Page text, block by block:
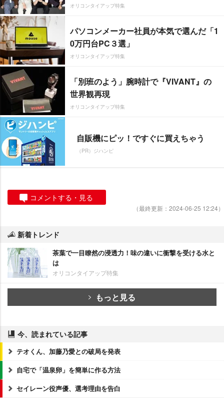
オリコンタイアップ特集
パソコンメーカー社員が本気で選んだ「1
0万円台PC３選」
オリコンタイアップ特集
「別班のよう」腕時計で『VIVANT』の
世界観再現
オリコンタイアップ特集
自販機にピッ！ですぐに買えちゃう
（PR）ジハンピ
コメントする・見る
（最終更新：2024-06-25 12:24）
新着トレンド
茶葉で一目瞭然の浸透力！味の違いに衝撃を受ける水と
は
オリコンタイアップ特集
もっと見る
今、読まれている記事
テオくん、加藤乃愛との破局を発表
自宅で「温泉卵」を簡単に作る方法
セイレーン役声優、選考理由を告白